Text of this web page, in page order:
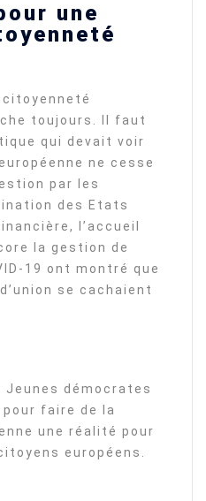
une
toujours. Il faut
qui devait voir
ne cesse
par les
des Etats
l’accueil
la gestion de
19 ont montré que
se cachaient
Jeunes démocrates
faire de la
une réalité pour
européens.